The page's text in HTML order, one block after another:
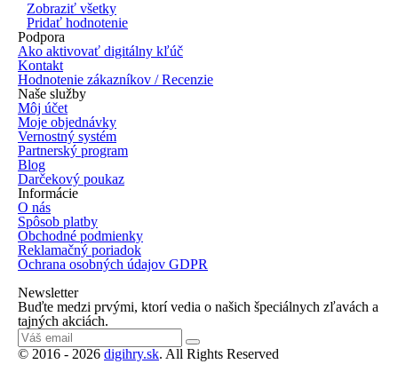
Zobraziť všetky
Pridať hodnotenie
Podpora
Ako aktivovať digitálny kľúč
Kontakt
Hodnotenie zákazníkov / Recenzie
Naše služby
Môj účet
Moje objednávky
Vernostný systém
Partnerský program
Blog
Darčekový poukaz
Informácie
O nás
Spôsob platby
Obchodné podmienky
Reklamačný poriadok
Ochrana osobných údajov GDPR
Newsletter
Buďte medzi prvými, ktorí vedia o našich špeciálnych zľavách a
tajných akciách.
© 2016 - 2026 digihry.sk. All Rights Reserved